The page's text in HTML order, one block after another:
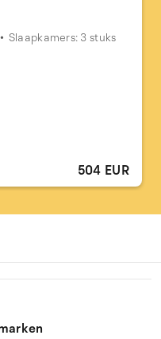
Slaapkamers: 3 stuks
504 EUR